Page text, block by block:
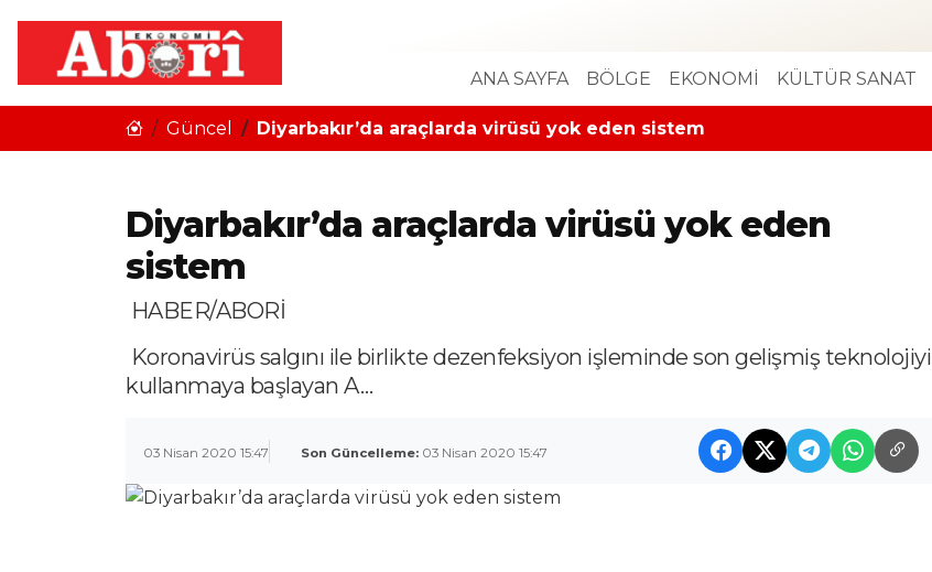
ANA SAYFA BÖLGE EKONOMİ KÜLTÜR SANAT
Güncel Diyarbakır’da araçlarda virüsü yok eden sistem
Diyarbakır’da araçlarda virüsü yok eden
sistem
HABER/ABORİ
Koronavirüs salgını ile birlikte dezenfeksiyon işleminde son gelişmiş teknolojiyi
kullanmaya başlayan A…
03 Nisan 2020 15:47 Son Güncelleme: 03 Nisan 2020 15:47